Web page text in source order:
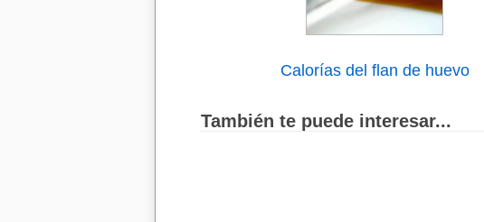
Calorías del flan de huevo
También te puede interesar...